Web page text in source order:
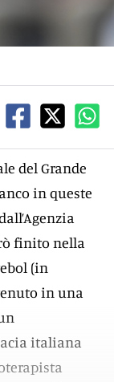
del Grande
in queste
finito nella
(in
in una
italiana